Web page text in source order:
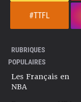
#TTFL
RUBRIQUES
POPULAIRES
Les Français en
NBA